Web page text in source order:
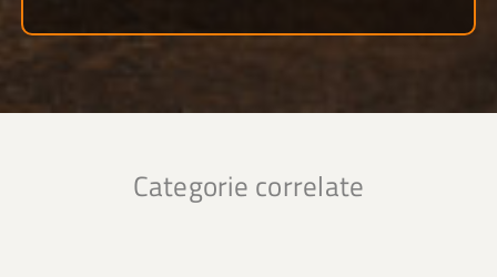
Categorie correlate